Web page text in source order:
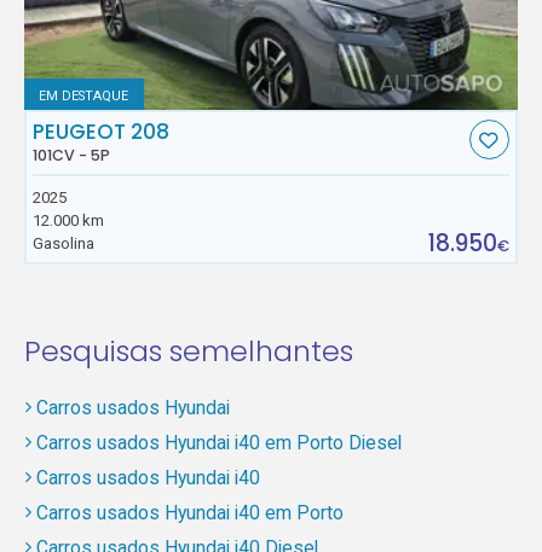
EM DESTAQUE
PEUGEOT 208
101CV - 5P
2025
12.000 km
Gasolina
18.950€
Pesquisas semelhantes
Carros usados Hyundai
Carros usados Hyundai i40 em Porto Diesel
Carros usados Hyundai i40
Carros usados Hyundai i40 em Porto